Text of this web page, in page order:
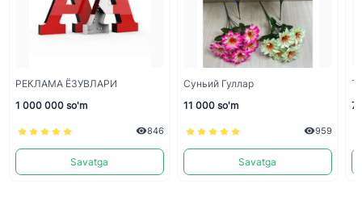
РЕКЛАМА ЁЗУВЛАРИ
1 000 000 so'm
846
Savatga
Суньий Гуллар
11 000 so'm
959
Savatga
7